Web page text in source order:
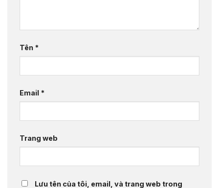
Tên *
Email *
Trang web
Lưu tên của tôi, email, và trang web trong